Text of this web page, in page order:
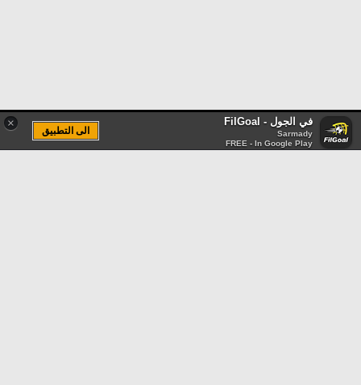
× في الجول - FilGoal
Sarmady
FREE - In Google Play
الى التطبيق